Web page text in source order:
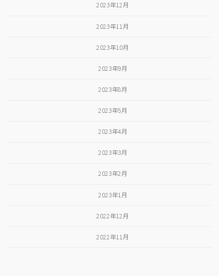
2023年12月
2023年11月
2023年10月
2023年9月
2023年8月
2023年5月
2023年4月
2023年3月
2023年2月
2023年1月
2022年12月
2022年11月